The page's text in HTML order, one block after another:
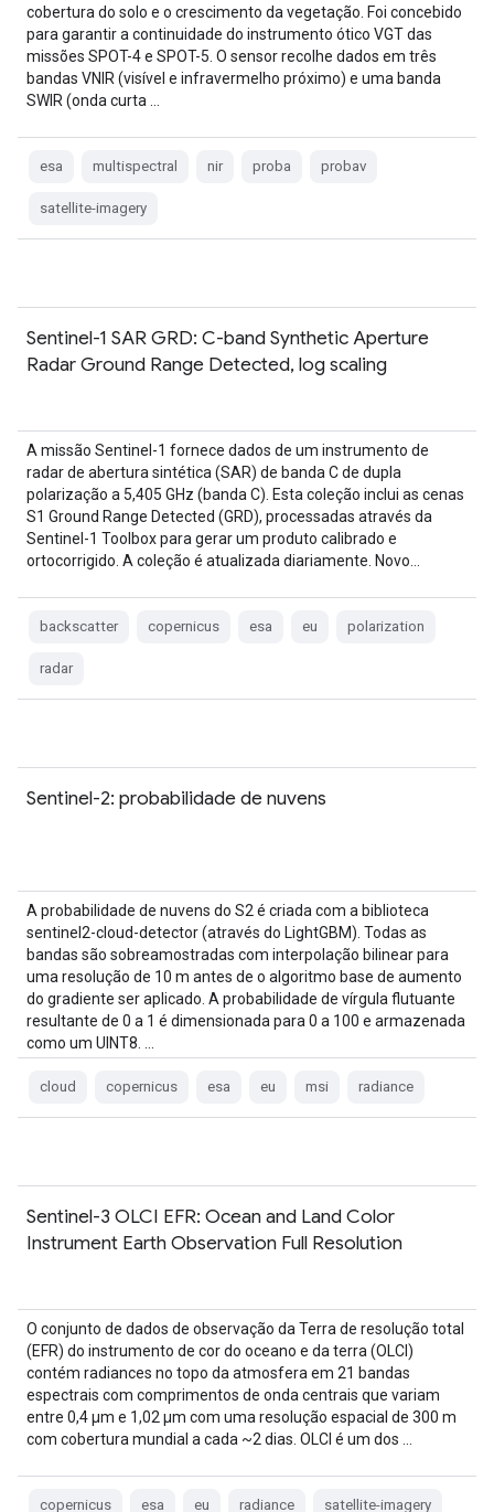
cobertura do solo e o crescimento da vegetação. Foi concebido
para garantir a continuidade do instrumento ótico VGT das
missões SPOT-4 e SPOT-5. O sensor recolhe dados em três
bandas VNIR (visível e infravermelho próximo) e uma banda
SWIR (onda curta …
esa multispectral nir proba probav
satellite-imagery
Sentinel-1 SAR GRD: C-band Synthetic Aperture
Radar Ground Range Detected, log scaling
A missão Sentinel-1 fornece dados de um instrumento de
radar de abertura sintética (SAR) de banda C de dupla
polarização a 5,405 GHz (banda C). Esta coleção inclui as cenas
S1 Ground Range Detected (GRD), processadas através da
Sentinel-1 Toolbox para gerar um produto calibrado e
ortocorrigido. A coleção é atualizada diariamente. Novo…
backscatter copernicus esa eu polarization
radar
Sentinel-2: probabilidade de nuvens
A probabilidade de nuvens do S2 é criada com a biblioteca
sentinel2-cloud-detector (através do LightGBM). Todas as
bandas são sobreamostradas com interpolação bilinear para
uma resolução de 10 m antes de o algoritmo base de aumento
do gradiente ser aplicado. A probabilidade de vírgula flutuante
resultante de 0 a 1 é dimensionada para 0 a 100 e armazenada
como um UINT8. …
cloud copernicus esa eu msi radiance
Sentinel-3 OLCI EFR: Ocean and Land Color
Instrument Earth Observation Full Resolution
O conjunto de dados de observação da Terra de resolução total
(EFR) do instrumento de cor do oceano e da terra (OLCI)
contém radiances no topo da atmosfera em 21 bandas
espectrais com comprimentos de onda centrais que variam
entre 0,4 µm e 1,02 µm com uma resolução espacial de 300 m
com cobertura mundial a cada ~2 dias. OLCI é um dos …
copernicus esa eu radiance satellite-imagery